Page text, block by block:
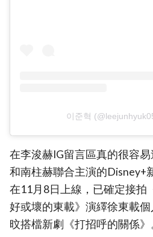
이준혁
在李浚赫IG留言區真的很容
和南柱赫聯合主演的Disney+
在11月8日上線，已確定接拍
好或壞的東載》演繹徐東載
旼搭檔新劇《打招呼的關係》